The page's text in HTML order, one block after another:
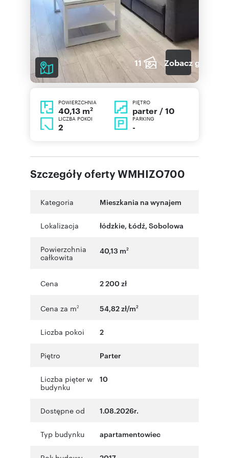
11 Zobacz galerię
POWIERZCHNIA
40,13 m2
PIĘTRO
parter / 10
LICZBA POKOI
2
PARKING
-
Szczegóły oferty WMHIZO700
Kategoria Mieszkania na wynajem
Lokalizacja łódzkie, Łódź, Sobolowa
Powierzchnia
całkowita
40,13 m2
Cena 2 200 zł
Cena za m2 54,82 zł/m2
Liczba pokoi 2
Piętro Parter
Liczba pięter w
budynku
10
Dostępne od 1.08.2026r.
Typ budynku apartamentowiec